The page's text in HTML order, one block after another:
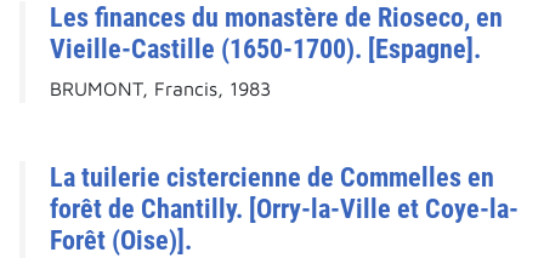
Les finances du monastère de Rioseco, en
Vieille-Castille (1650-1700). [Espagne].
BRUMONT, Francis, 1983
La tuilerie cistercienne de Commelles en
forêt de Chantilly. [Orry-la-Ville et Coye-la-
Forêt (Oise)].